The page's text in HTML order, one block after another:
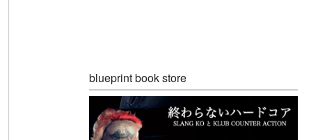
blueprint book store